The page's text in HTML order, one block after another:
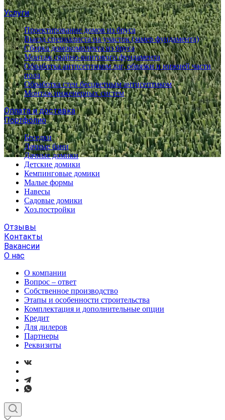
Услуги
Проектирование домов из бруса
Выезд специалиста на участок (замер фундамента)
Сборка домокомплекта из бруса
Монтаж свайно-винтового фундамента
Обработка антисептиком лаг, обвязки и нижней части
пола
Обработка стен бесцветным антисептиком
Монтаж инженерных систем
Оплата и доставка
Портфолио
Беседки
Дачные бани
Дачные домики
Детские домики
Кемпинговые домики
Малые формы
Навесы
Садовые домики
Хоз.постройки
Отзывы
Контакты
Вакансии
О нас
О компании
Вопрос – ответ
Собственное производство
Этапы и особенности строительства
Комплектация и дополнительные опции
Кредит
Для дилеров
Партнеры
Реквизиты